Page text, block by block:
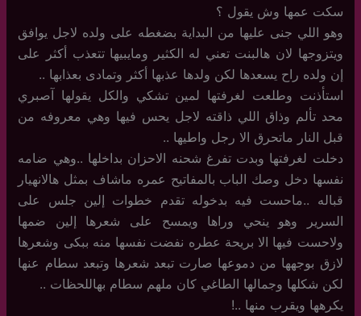
سكت عمها وش يقول ؟
وهو اللي جنى عليها من البداية بضغطه على ولده لاجل يوافق
ويتزوجها لان هالبنت تعني له الكثير ومايبيها تتعذب أكثر على
إن ولده راح يسعدها لكن ولدها عذبها أكثر وتمادى بعذابها ..
استأذنت وطلعت لغرفتها لمين تشكي والكل يقولها آصبري
محد تألم وذاق اللي ذاقته لاجل يحس فيها وهي معروفه من
قبل النار ماتحرق الا رجل واطيها ..
دخلت لغرفتها وبدت تفرغ شحنه الاحزان بداخلها ..وهي ضامه
نفسها دخل وصك الباب بالمفاتيح عمره ماشاف بمثل هالانهيار
قباله ..ماحست فيه بدخوله تقدم خطوات إلين جلس على
السرير وهو ينحي وراها ويمسح على شعرها إلين ضمها
ولاحست فيها الا بريحة عطره نفضت نفسها منه ببكى وشعرها
لازق بوجهها من دموعها صارت تبعد شعرها وتبعد سطام عنها
لكن شكلها وجمالها الطاغي كان ملهم سطام بهاللحظات ..
يكرهها ويقرب منها ..!